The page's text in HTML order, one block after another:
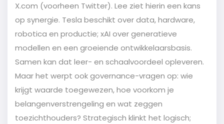
X.com (voorheen Twitter). Lee ziet hierin een kans
op synergie. Tesla beschikt over data, hardware,
robotica en productie; xAI over generatieve
modellen en een groeiende ontwikkelaarsbasis.
Samen kan dat leer- en schaalvoordeel opleveren.
Maar het werpt ook governance-vragen op: wie
krijgt waarde toegewezen, hoe voorkom je
belangenverstrengeling en wat zeggen
toezichthouders? Strategisch klinkt het logisch;